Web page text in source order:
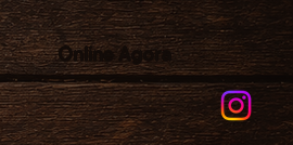
Online Agora